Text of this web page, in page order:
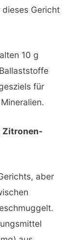
dieses Gericht
10 g
für
Zitronen-
aber